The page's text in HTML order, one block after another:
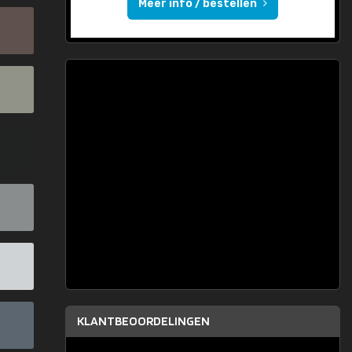
Meer info / bestellen
KLANTBEOORDELINGEN